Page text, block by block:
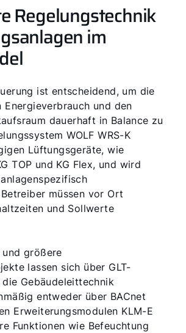
Regelungstechnik
im
ist entscheidend, um die
und den
dauerhaft in Balance zu
WOLF WRS-K
Lüftungsgeräte, wie
TOP und KG Flex, und wird
müssen vor Ort
und Sollwerte
größere
lassen sich über GLT-
Gebäudeleittechnik
entweder über BACnet
Erweiterungsmodulen KLM-E
Funktionen wie Befeuchtung